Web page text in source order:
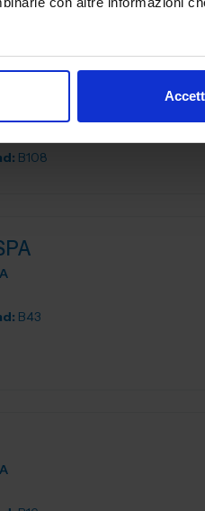
partner tecnico per la realizzazione
Progettiamo e costruiamo
e accompagnia...
B108
B43